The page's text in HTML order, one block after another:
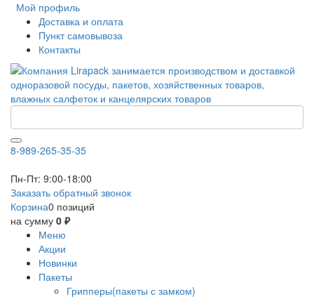
Мой профиль
Доставка и оплата
Пункт самовывоза
Контакты
8-989-265-35-35
Пн-Пт: 9:00-18:00
Заказать обратный звонок
Корзина0 позиций
на сумму 0 ₽
Меню
Акции
Новинки
Пакеты
Грипперы(пакеты с замком)